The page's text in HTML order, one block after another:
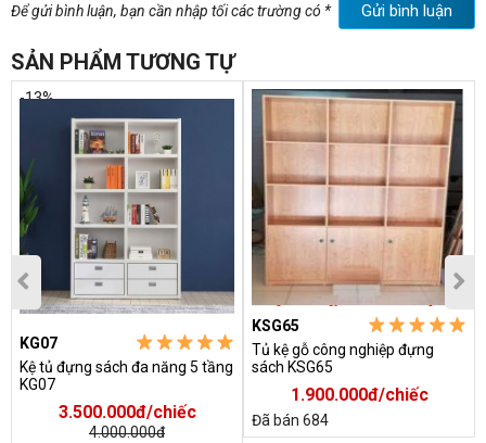
Để gửi bình luận, bạn cần nhập tối các trường có * Gửi bình luận
SẢN PHẨM TƯƠNG TỰ
-13%
KG07
Kệ tủ đựng sách đa năng 5 tầng
KG07
3.500.000đ/chiếc
4.000.000đ
KSG65
Tủ kệ gỗ công nghiệp đựng
sách KSG65
1.900.000đ/chiếc
Đã bán 684